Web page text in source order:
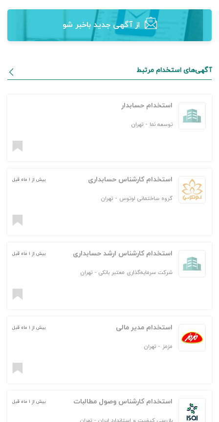
از آگهی‌ جدید باخبر شو
آگهی‌های استخدام مرتبط
استخدام حسابدار
توسعه نما - تهران
استخدام کارشناس حسابداری
گروه ساختمانی لوتوس - تهران
بیش از ۱ ماه قبل
استخدام کارشناس ارشد حسابداری
شرکت سرمایه‌گذاری معتبر بانکی - تهران
بیش از ۱ ماه قبل
استخدام مدیر مالی
مزمز - تهران
بیش از ۱ ماه قبل
استخدام کارشناس وصول مطالبات بیش از ۱ ماه قبل